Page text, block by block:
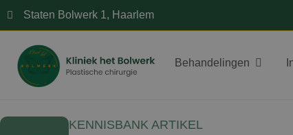
Staten Bolwerk 1, Haarlem
Behandelingen
KENNISBANK ARTIKEL